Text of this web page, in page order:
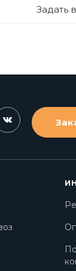
Задать